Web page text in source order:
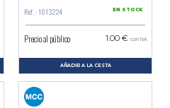
Ref. : 1013224 EN STOCK
Precio al público 1.00 € con IVA
AÑADIR A LA CESTA